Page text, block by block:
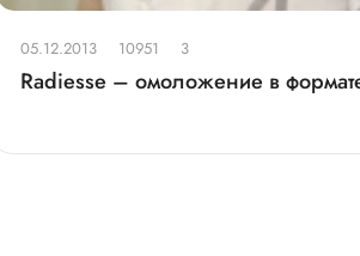
05.12.2013 10951 3
Radiesse – омоложение в